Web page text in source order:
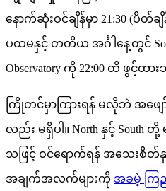
နောက်ဆုံးဝင်ချိန်မှာ 21:30 (ပိတ်
ပထမနှင့် တတိယ အင်္ဂါနေ့တွင်
Observatory ကို 22:00 ထိ ဖွင့်ထာ
ကြိုတင်မှာကြားရန် မလိုဘဲ အဖ
လည်း မရှိပါ။ North နှင့် South
သဖြင့် ဝင်ရောက်ရန် အသေးစိ
အချက်အလက်များကို အခမဲ့ ကြ